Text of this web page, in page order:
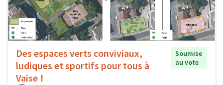
Des espaces verts conviviaux,
ludiques et sportifs pour tous à
Vaise !
Soumise
au vote